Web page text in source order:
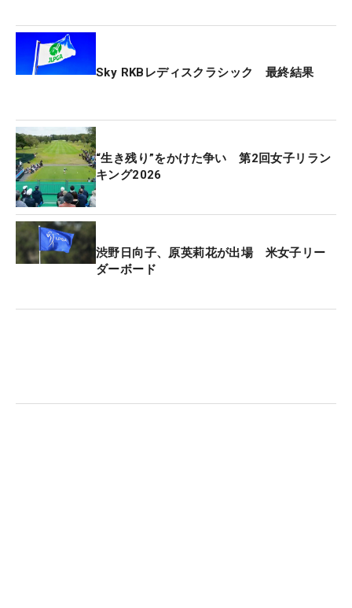
Sky RKBレディスクラシック 最終結果
“生き残り”をかけた争い 第2回女子リラン
キング2026
渋野日向子、原英莉花が出場 米女子リー
ダーボード